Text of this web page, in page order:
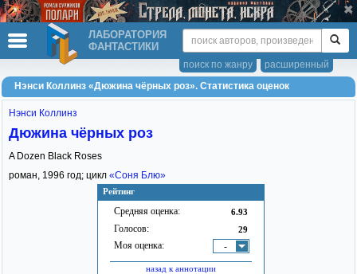
ЛАБОРАТОРИЯ
ФАНТАСТИКИ
расширенный
поиск по жанру
Нэнси Коллинз «Дюжина чёрных роз». Статистика оценок
Рейтинг
Средняя оценка: 6.93
Голосов: 29
Моя оценка: -
назад к аннотации
Нэнси Коллинз
Дюжина чёрных роз
A Dozen Black Roses
роман, 1996 год; цикл «Соня Блю»